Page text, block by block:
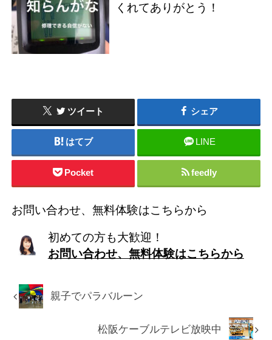
くれてありがとう！
ツイート シェア
はてブ LINE
Pocket feedly
お問い合わせ、無料体験はこちらから
初めての方も大歓迎！
お問い合わせ、無料体験はこちらから
親子でパラバルーン
松阪ケーブルテレビ放映中